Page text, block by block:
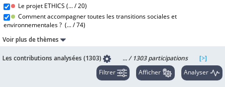
Le projet ETHICS (... /20)
Comment accompagner toutes les transitions sociales et
environnementales ? (... /74)
Voir plus de thèmes
Les contributions analysées (1303) ... / 1303 participations
[>]
Filtrer
Afficher Analyser